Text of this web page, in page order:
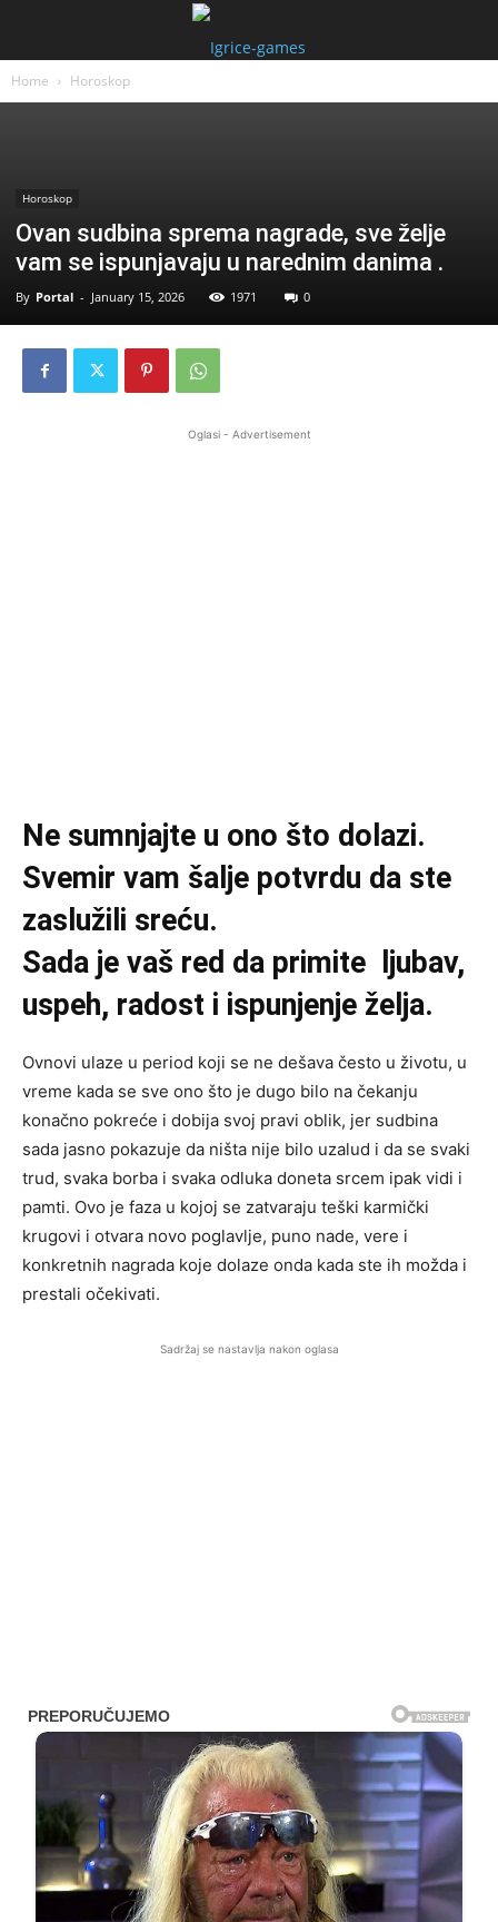
Home Horoskop
Horoskop
Ovan sudbina sprema nagrade, sve želje
vam se ispunjavaju u narednim danima .
By Portal - January 15, 2026 1971 0
Oglasi - Advertisement
Ne sumnjajte u ono što dolazi.
Svemir vam šalje potvrdu da ste
zaslužili sreću.
Sada je vaš red da primite ljubav,
uspeh, radost i ispunjenje želja.
Ovnovi ulaze u period koji se ne dešava često u životu, u
vreme kada se sve ono što je dugo bilo na čekanju
konačno pokreće i dobija svoj pravi oblik, jer sudbina
sada jasno pokazuje da ništa nije bilo uzalud i da se svaki
trud, svaka borba i svaka odluka doneta srcem ipak vidi i
pamti. Ovo je faza u kojoj se zatvaraju teški karmički
krugovi i otvara novo poglavlje, puno nade, vere i
konkretnih nagrada koje dolaze onda kada ste ih možda i
prestali očekivati.
Sadržaj se nastavlja nakon oglasa